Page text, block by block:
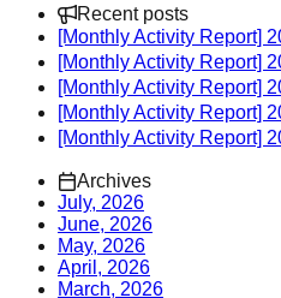
Recent posts
[Monthly Activity Report]
[Monthly Activity Report]
[Monthly Activity Report]
[Monthly Activity Report]
[Monthly Activity Report]
Archives
July, 2026
June, 2026
May, 2026
April, 2026
March, 2026